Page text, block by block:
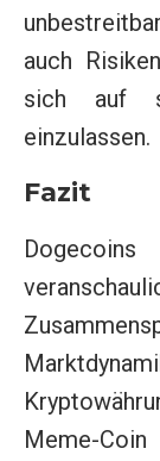
auch
sich auf
einzulassen.
Fazit
Meme-